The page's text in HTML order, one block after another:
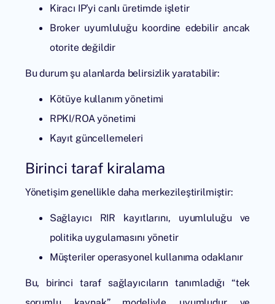
Kiracı IP’yi canlı üretimde işletir
Broker uyumluluğu koordine edebilir ancak
otorite değildir
Bu durum şu alanlarda belirsizlik yaratabilir:
Kötüye kullanım yönetimi
RPKI/ROA yönetimi
Kayıt güncellemeleri
Birinci taraf kiralama
Yönetişim genellikle daha merkezileştirilmiştir:
Sağlayıcı RIR kayıtlarını, uyumluluğu ve
politika uygulamasını yönetir
Müşteriler operasyonel kullanıma odaklanır
Bu, birinci taraf sağlayıcıların tanımladığı “tek